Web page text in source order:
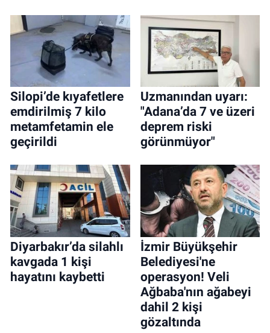
Silopi’de kıyafetlere
emdirilmiş 7 kilo
metamfetamin ele
geçirildi
Uzmanından uyarı:
"Adana’da 7 ve üzeri
deprem riski
görünmüyor"
Diyarbakır’da silahlı
kavgada 1 kişi
hayatını kaybetti
İzmir Büyükşehir
Belediyesi'ne
operasyon! Veli
Ağbaba'nın ağabeyi
dahil 2 kişi
gözaltında